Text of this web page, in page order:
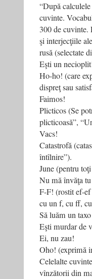
“După
cuvinte.
300 de cuvinte.
şi interjecţiile
rusă (selectate
Eşti un
Ho-ho! (care
dispreţ sau
Faimos!
Plicticos (Se
plicticoasă”,
Vacs!
Catastrofă
întîlnire”).
June (pentru
Nu mă învăţa tu
F-F! (rostit ef-
cu un f, cu ff,
Să luăm un
Eşti murdar de
Ei, nu zau!
Oho! (exprimă
Celelalte
vînzătorii din